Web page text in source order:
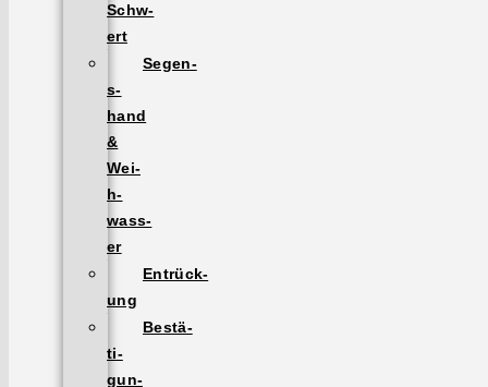
Schw­
ert
Segen­
s­
hand
&
Wei­
h­
wass­
er
Entrück­
ung
Bestä­
ti­
gun­